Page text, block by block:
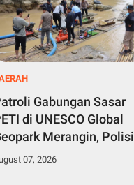
Gabungan Sasar
di UNESCO Global
Merangin, Polisi
Peralatan
07, 2026